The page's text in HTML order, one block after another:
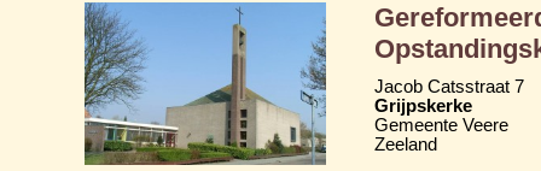
Jacob Catsstraat 7
Grijpskerke
Gemeente Veere
Zeeland